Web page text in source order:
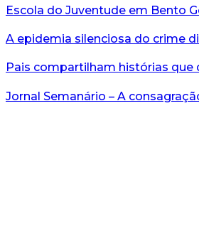
A epidemia silenciosa do crime
Jornal Semanário – A